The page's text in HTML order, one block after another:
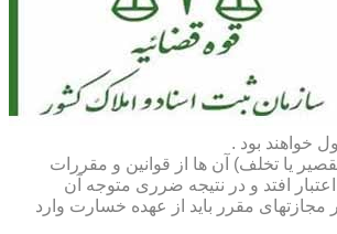
خواهند بود .
یا تخلف) آن ها از قوانین و مقررات
افتد و در نتیجه ضرری متوجه آن
مقرر باید از عهده خسارت وارد